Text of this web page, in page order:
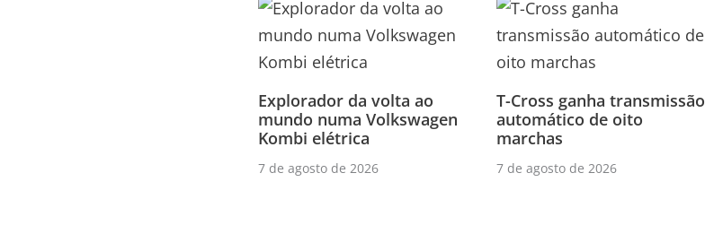
Explorador da volta ao
mundo numa Volkswagen
Kombi elétrica
7 de agosto de 2026
T-Cross ganha transmissão
automático de oito
marchas
7 de agosto de 2026